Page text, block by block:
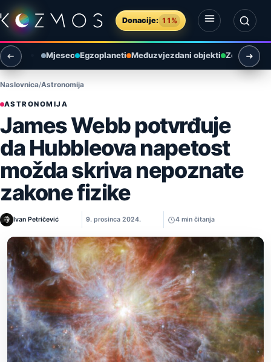
Preskoči na sadržaj
Donacije: 11%
Otvori izbornik
Otvori pretragu
Mjesec Egzoplaneti Međuzvjezdani objekti Zemlja i
Naslovnica Astronomija
ASTRONOMIJA
James Webb potvrđuje
da Hubbleova napetost
možda skriva nepoznate
zakone fizike
Ivan Petričević 9. prosinca 2024. 4 min čitanja